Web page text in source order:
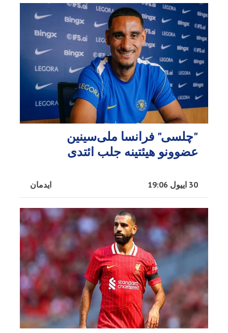
"چلسی" فرانسا ملی‌سینین
عضوونو هیئتینه جلب ائتدی
ایدمان 30 اییول 19:06